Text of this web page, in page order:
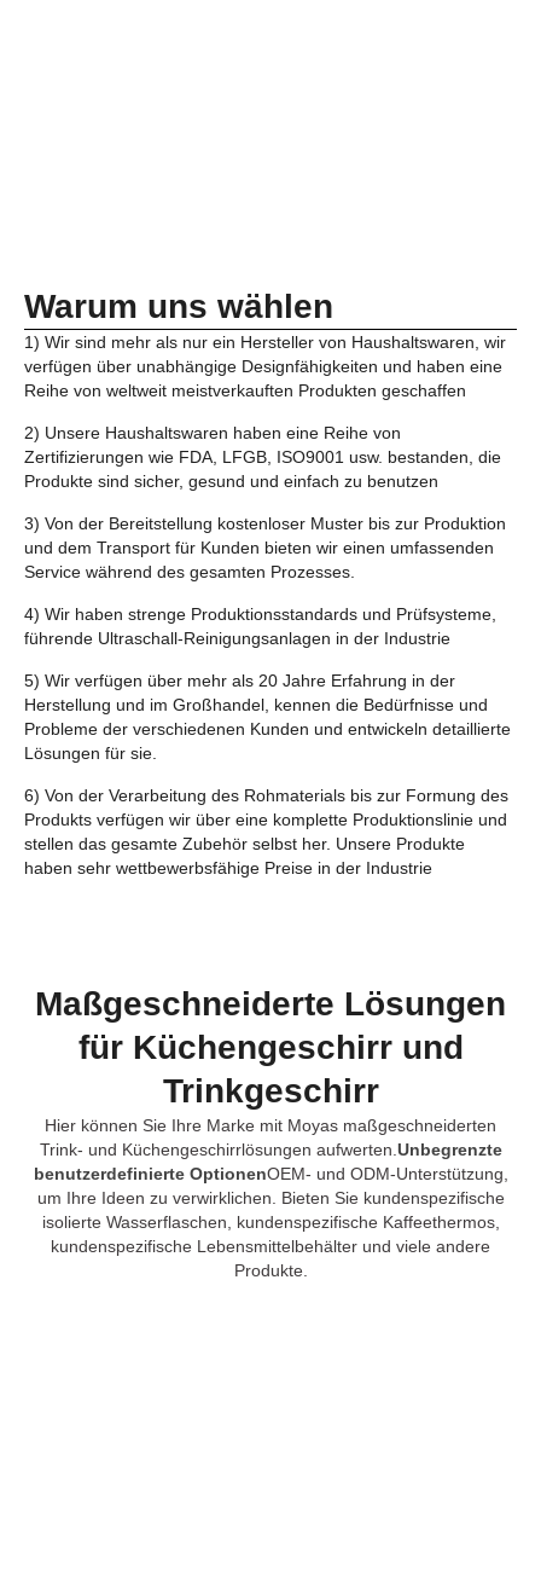
Warum uns wählen
1) Wir sind mehr als nur ein Hersteller von Haushaltswaren, wir
verfügen über unabhängige Designfähigkeiten und haben eine
Reihe von weltweit meistverkauften Produkten geschaffen
2) Unsere Haushaltswaren haben eine Reihe von
Zertifizierungen wie FDA, LFGB, ISO9001 usw. bestanden, die
Produkte sind sicher, gesund und einfach zu benutzen
3) Von der Bereitstellung kostenloser Muster bis zur Produktion
und dem Transport für Kunden bieten wir einen umfassenden
Service während des gesamten Prozesses.
4) Wir haben strenge Produktionsstandards und Prüfsysteme,
führende Ultraschall-Reinigungsanlagen in der Industrie
5) Wir verfügen über mehr als 20 Jahre Erfahrung in der
Herstellung und im Großhandel, kennen die Bedürfnisse und
Probleme der verschiedenen Kunden und entwickeln detaillierte
Lösungen für sie.
6) Von der Verarbeitung des Rohmaterials bis zur Formung des
Produkts verfügen wir über eine komplette Produktionslinie und
stellen das gesamte Zubehör selbst her. Unsere Produkte
haben sehr wettbewerbsfähige Preise in der Industrie
Maßgeschneiderte Lösungen
für Küchengeschirr und
Trinkgeschirr
Hier können Sie Ihre Marke mit Moyas maßgeschneiderten
Trink- und Küchengeschirrlösungen aufwerten. Unbegrenzte
benutzerdefinierte OptionenOEM- und ODM-Unterstützung,
um Ihre Ideen zu verwirklichen. Bieten Sie kundenspezifische
isolierte Wasserflaschen, kundenspezifische Kaffeethermos,
kundenspezifische Lebensmittelbehälter und viele andere
Produkte.